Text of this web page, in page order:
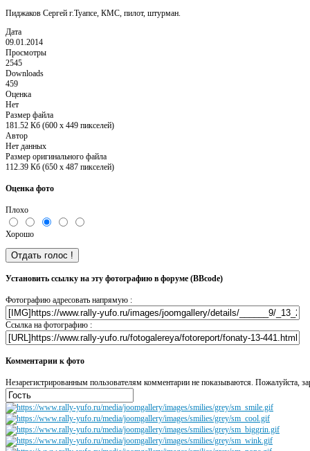
Пиджаков Сергей г.Туапсе, КМС, пилот, штурман.
Дата
09.01.2014
Просмотры
2545
Downloads
459
Оценка
Нет
Размер файла
181.52 Кб (600 x 449 пикселей)
Автор
Нет данных
Размер оригинального файла
112.39 Кб (650 x 487 пикселей)
Оценка фото
Плохо
Хорошо
Установить ссылку на эту фотографию в форуме (BBcode)
Фотографию адресовать напрямую :
Ссылка на фотографию :
Комментарии к фото
Незарегистрированным пользователям комментарии не показываются. Пожалуйста,